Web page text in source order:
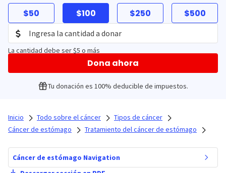
$50 $100 $250 $500
La cantidad debe ser $5 o más
Dona ahora
Tu donación es 100% deducible de impuestos.
Inicio Todo sobre el cáncer
Tipos de cáncer
Cáncer de estómago
Tratamiento del cáncer de estómago
Cáncer de estómago Navigation